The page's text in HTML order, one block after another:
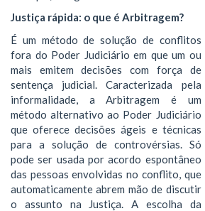
Justiça rápida: o que é Arbitragem?
É um método de solução de conflitos
fora do Poder Judiciário em que um ou
mais emitem decisões com força de
sentença judicial. Caracterizada pela
informalidade, a Arbitragem é um
método alternativo ao Poder Judiciário
que oferece decisões ágeis e técnicas
para a solução de controvérsias. Só
pode ser usada por acordo espontâneo
das pessoas envolvidas no conflito, que
automaticamente abrem mão de discutir
o assunto na Justiça. A escolha da